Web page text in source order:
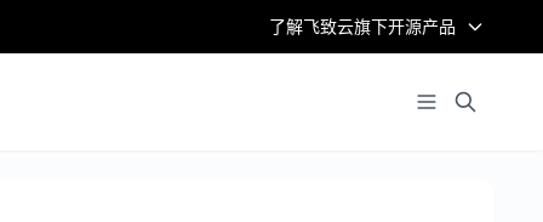
了解飞致云旗下开源产品